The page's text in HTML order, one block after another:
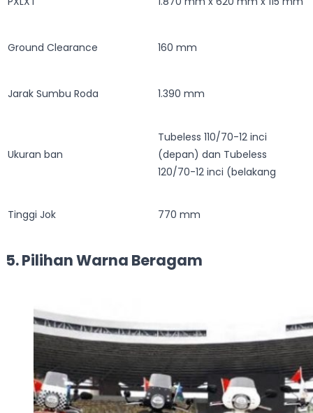
Ground Clearance 160 mm
Jarak Sumbu Roda 1.390 mm
Ukuran ban
Tubeless 110/70-12 inci
(depan) dan Tubeless
120/70-12 inci (belakang
Tinggi Jok 770 mm
5. Pilihan Warna Beragam